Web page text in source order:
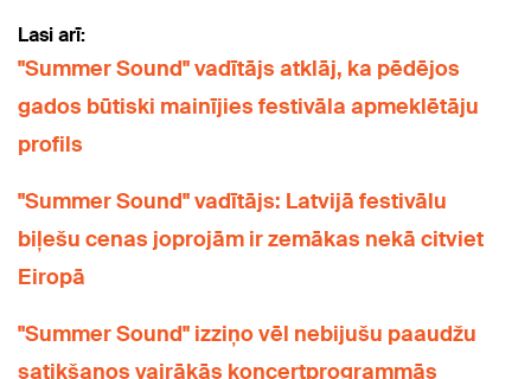
Lasi arī:
"Summer Sound" vadītājs atklāj, ka pēdējos
gados būtiski mainījies festivāla apmeklētāju
profils
"Summer Sound" vadītājs: Latvijā festivālu
biļešu cenas joprojām ir zemākas nekā citviet
Eiropā
"Summer Sound" izziņo vēl nebijušu paaudžu
satikšanos vairākās koncertprogrammās